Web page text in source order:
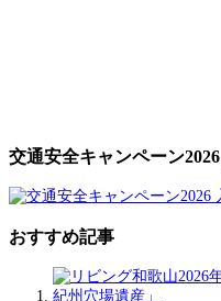
交通安全キャンペーン
おすすめ記事